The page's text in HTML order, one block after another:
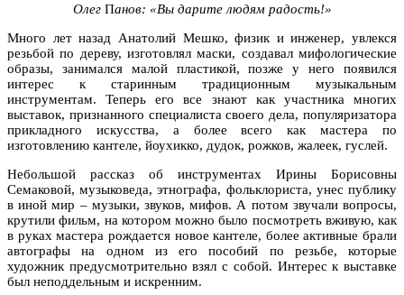
ОлегПанов: «Вы дарите людям радость!»
Много лет назад Анатолий Мешко, физик и инженер, увлекся
резьбой по дереву, изготовлял маски, создавал мифологические
образы, занимался малой пластикой, позже у него появился
интерес к старинным традиционным музыкальным
инструментам. Теперь его все знают как участника многих
выставок, признанного специалиста своего дела, популяризатора
прикладного искусства, а более всего как мастера по
изготовлению кантеле, йоухикко, дудок, рожков, жалеек, гуслей.
Небольшой рассказ об инструментах Ирины Борисовны
Семаковой, музыковеда, этнографа, фольклориста, унес публику
в иной мир – музыки, звуков, мифов. А потом звучали вопросы,
крутили фильм, на котором можно было посмотреть вживую, как
в руках мастера рождается новое кантеле, более активные брали
автографы на одном из его пособий по резьбе, которые
художник предусмотрительно взял с собой. Интерес к выставке
был неподдельным и искренним.